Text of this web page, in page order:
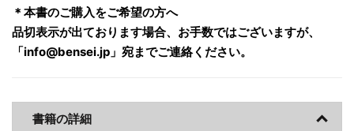
＊本書のご購入をご希望の方へ
品切表示が出ております場合、お手数ではございますが、
「info@bensei.jp」宛までご連絡ください。
書籍の詳細